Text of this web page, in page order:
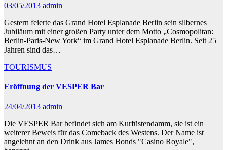
03/05/2013 admin
Gestern feierte das Grand Hotel Esplanade Berlin sein silbernes
Jubiläum mit einer großen Party unter dem Motto „Cosmopolitan:
Berlin-Paris-New York“ im Grand Hotel Esplanade Berlin. Seit 25
Jahren sind das…
TOURISMUS
Eröffnung der VESPER Bar
24/04/2013 admin
Die VESPER Bar befindet sich am Kurfüstendamm, sie ist ein
weiterer Beweis für das Comeback des Westens. Der Name ist
angelehnt an den Drink aus James Bonds "Casino Royale",